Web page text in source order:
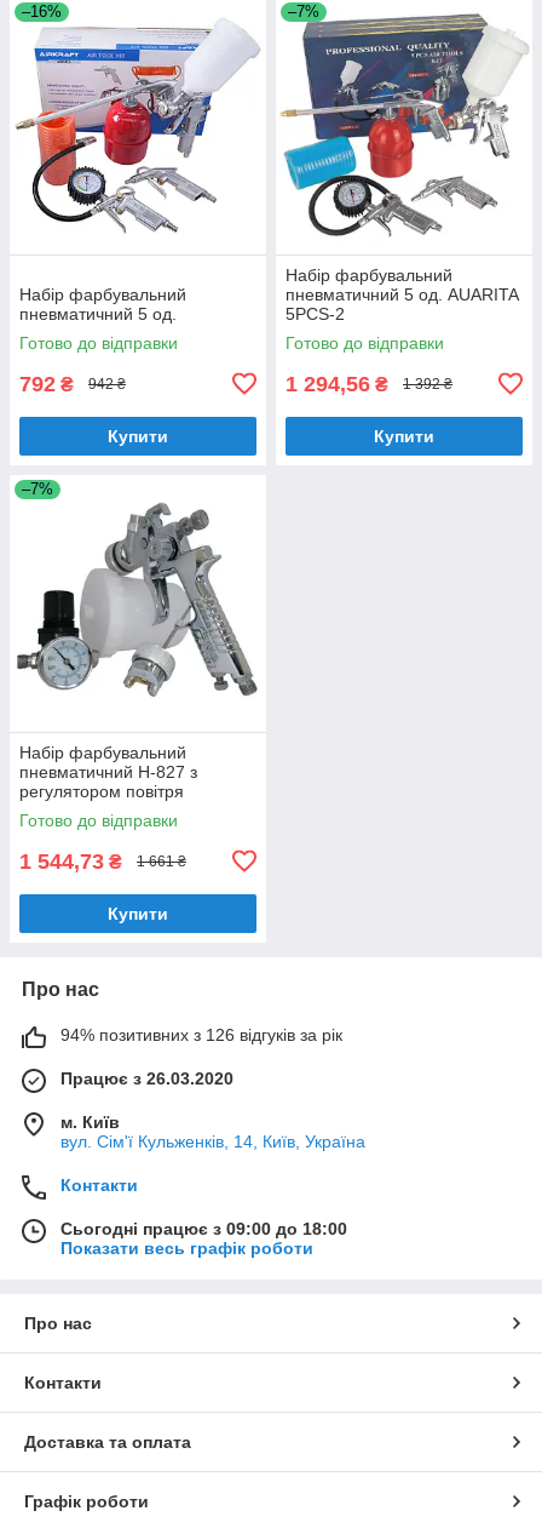
–16%
Набір фарбувальний
пневматичний 5 од.
Готово до відправки
792 ₴ 942 ₴
Купити
–7%
Набір фарбувальний
пневматичний 5 од. AUARITA
5PCS-2
Готово до відправки
1 294,56 ₴ 1 392 ₴
Купити
–7%
Набір фарбувальний
пневматичний H-827 з
регулятором повітря
Готово до відправки
1 544,73 ₴ 1 661 ₴
Купити
Про нас
94% позитивних з 126 відгуків за рік
Працює з 26.03.2020
м. Київ
вул. Сім'ї Кульженків, 14, Київ, Україна
Контакти
Сьогодні працює з 09:00 до 18:00
Показати весь графік роботи
Про нас
Контакти
Доставка та оплата
Графік роботи